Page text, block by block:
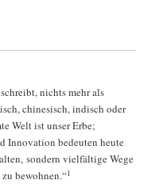
nichts mehr als
chinesisch, indisch oder
Welt ist unser Erbe;
Innovation bedeuten heute
sondern vielfältige Wege
bewohnen.“1